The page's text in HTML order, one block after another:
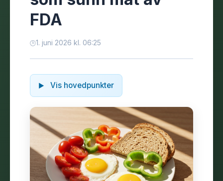
FDA
1. juni 2026 kl. 06:25
Vis hovedpunkter